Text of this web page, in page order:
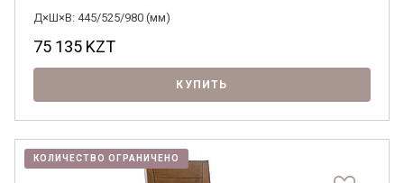
Д×Ш×В: 445/525/980 (мм)
75 135 KZT
КУПИТЬ
КОЛИЧЕСТВО ОГРАНИЧЕНО